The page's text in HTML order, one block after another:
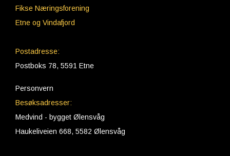
Fikse Næringsforening
Etne og Vindafjord
Postadresse:
Postboks 78, 5591 Etne
Personvern
Besøksadresser:
Medvind - bygget Ølensvåg
Haukeliveien 668, 5582 Ølensvåg